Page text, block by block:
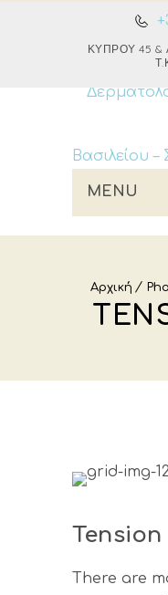
ΚΎΠΡΟΥ 45 &
MENU
Αρχική
Tension
There are